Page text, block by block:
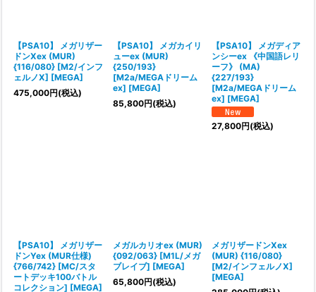
【PSA10】 メガリザー
ドンXex (MUR)
{116/080} [M2/インフ
ェルノX] [MEGA]
475,000円(税込)
【PSA10】 メガカイリ
ューex (MUR)
{250/193}
[M2a/MEGAドリーム
ex] [MEGA]
85,800円(税込)
【PSA10】 メガディア
ンシーex 《中国語レリ
ーフ》 (MA)
{227/193}
[M2a/MEGAドリーム
ex] [MEGA]
27,800円(税込)
【PSA10】 メガリザー
ドンYex (MUR仕様)
{766/742} [MC/スタ
ートデッキ100バトル
コレクション] [MEGA]
メガルカリオex (MUR)
{092/063} [M1L/メガ
ブレイブ] [MEGA]
65,800円(税込)
メガリザードンXex
(MUR) {116/080}
[M2/インフェルノX]
[MEGA]